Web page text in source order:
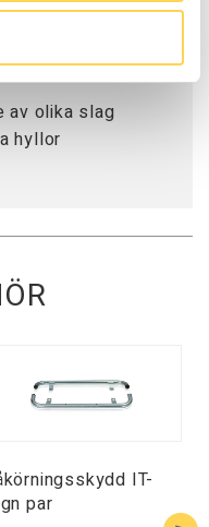
krävande miljöer
av olika slag
hyllor
IT-
par